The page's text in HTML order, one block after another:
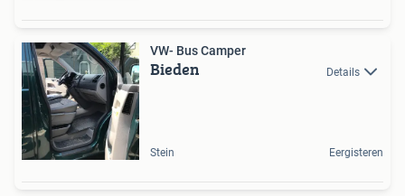
VW- Bus Camper
Bieden Details
Stein Eergisteren